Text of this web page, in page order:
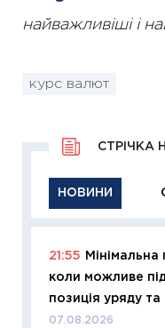
найважливіші і
курс валют
НОВИНИ
СТРІЧКА
21:55
коли можливе
позиція уряду та
07.08.2026